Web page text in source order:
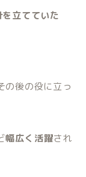
立てていた
の後の役に立っ
幅広く活躍され